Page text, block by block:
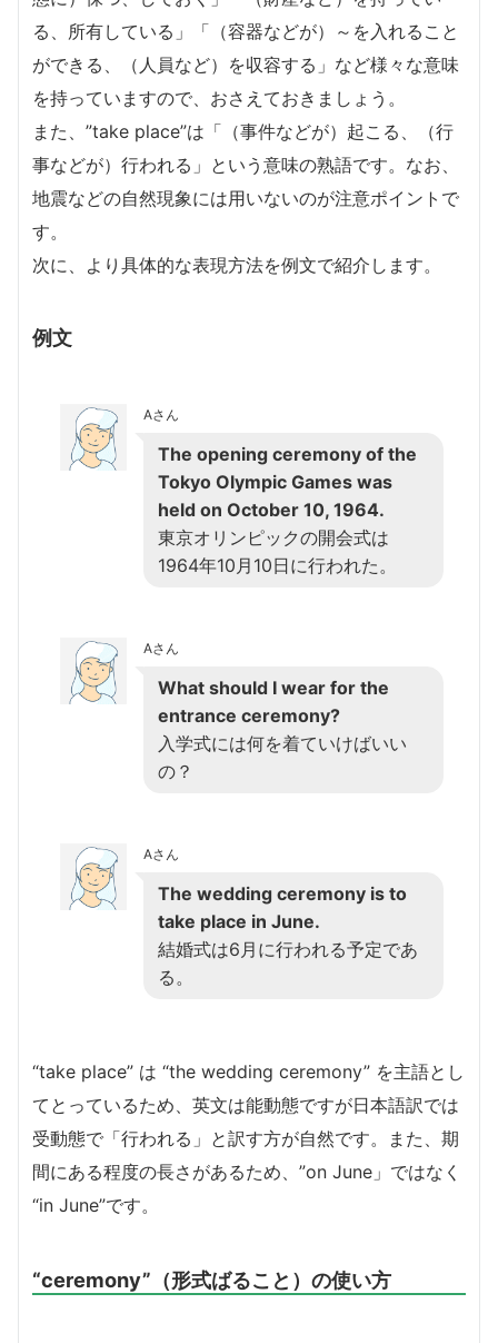
る、所有している」「（容器などが）～を入れること
ができる、（人員など）を収容する」など様々な意味
を持っていますので、おさえておきましょう。
また、”take place”は「（事件などが）起こる、（行
事などが）行われる」という意味の熟語です。なお、
地震などの自然現象には用いないのが注意ポイントで
す。
次に、より具体的な表現方法を例文で紹介します。
例文
Aさん
The opening ceremony of the
Tokyo Olympic Games was
held on October 10, 1964.
東京オリンピックの開会式は
1964年10月10日に行われた。
Aさん
What should I wear for the
entrance ceremony?
入学式には何を着ていけばいい
の？
Aさん
The wedding ceremony is to
take place in June.
結婚式は6月に行われる予定であ
る。
“take place” は “the wedding ceremony” を主語とし
てとっているため、英文は能動態ですが日本語訳では
受動態で「行われる」と訳す方が自然です。また、期
間にある程度の長さがあるため、”on June」ではなく
“in June”です。
“ceremony”（形式ばること）の使い方